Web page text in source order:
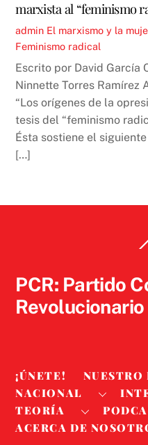
marxista al “feminismo
admin El marxismo y la
Feminismo radical
Escrito por David García
Ninnette Torres Ramírez
“Los orígenes de la
tesis del “feminismo
Ésta sostiene el
[…]
PCR: Partido
Revolucionario
¡ÚNETE!
NACIONAL
TEORÍA
ACERCA DE